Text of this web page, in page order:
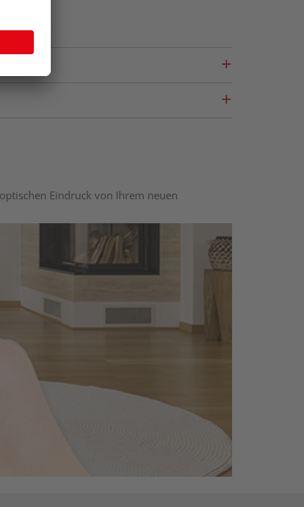
Eindruck von Ihrem neuen